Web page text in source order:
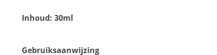
Inhoud: 30ml
Gebruiksaanwijzing